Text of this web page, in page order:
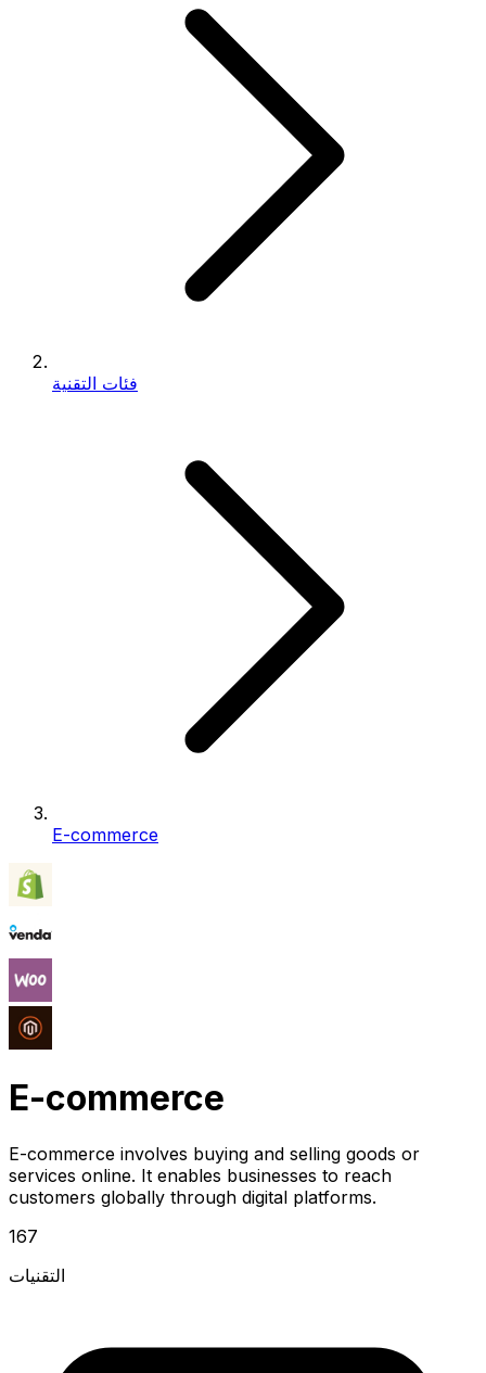
فئات التقنية
E-commerce
E-commerce
E-commerce involves buying and selling goods or
services online. It enables businesses to reach
customers globally through digital platforms.
167
التقنيات